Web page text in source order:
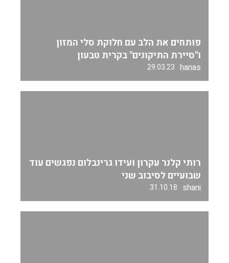
פותחים את הלב עם חלוקת סלי המזון
ו"סיירת התיקונים" בקרית טבעון
hanas
29.03.23
רותי קלנר עקרון ועידו גרינבלום נפגשים עוד
שבועיים לסיבוב שני
shani
31.10.18